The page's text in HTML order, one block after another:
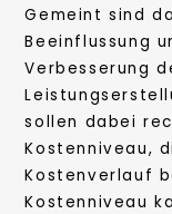
Gemeint sind
Beeinflussung
Verbesserung
sollen dabei
Kostenniveau,
Kostenverlauf
Kostenniveau